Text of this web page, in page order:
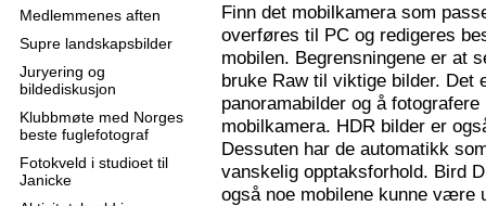
Medlemmenes aften
Supre landskapsbilder
Juryering og
bildediskusjon
Klubbmøte med Norges
beste fuglefotograf
Fotokveld i studioet til
Janicke
Finn det mobilkamera som
overføres til PC og redigeres
mobilen. Begrensningene er at
bruke Raw til viktige bilder. Det
panoramabilder og å
mobilkamera. HDR bilder er
Dessuten har de automatikk
vanskelig opptaksforhold. Bird
også noe mobilene kunne være